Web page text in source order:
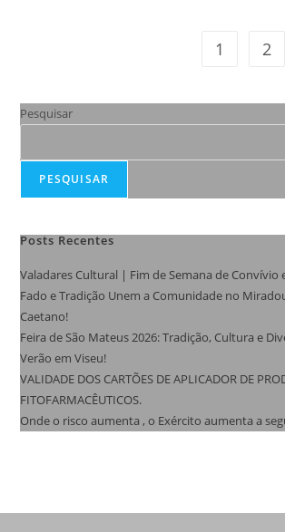
1 2
Pesquisar
PESQUISAR
Posts Recentes
Valadares Cultural | Fim de Semana de Convívio
Fado e Tradição Unem a Comunidade no
Caetano!
Feira de São Mateus 2026: Tradição, Cultura e
Verão em Viseu!
VALIDADE DOS CARTÕES DE APLICADOR DE
FITOFARMACÊUTICOS.
Onde o risco aumenta , o Exército aumenta a